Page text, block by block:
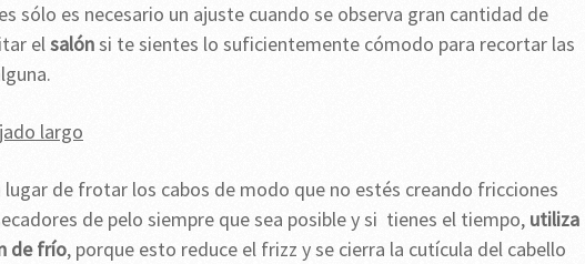
sólo es necesario un ajuste cuando se observa gran cantidad de
elsalónsi te sientes lo suficientemente cómodo para recortar las
largo
lugar de frotar los cabos de modo que no estés creando fricciones
de pelo siempre que sea posible y si tienes el tiempo, utiliza
de frío, porque esto reduce el frizz y se cierra la cutícula del cabello